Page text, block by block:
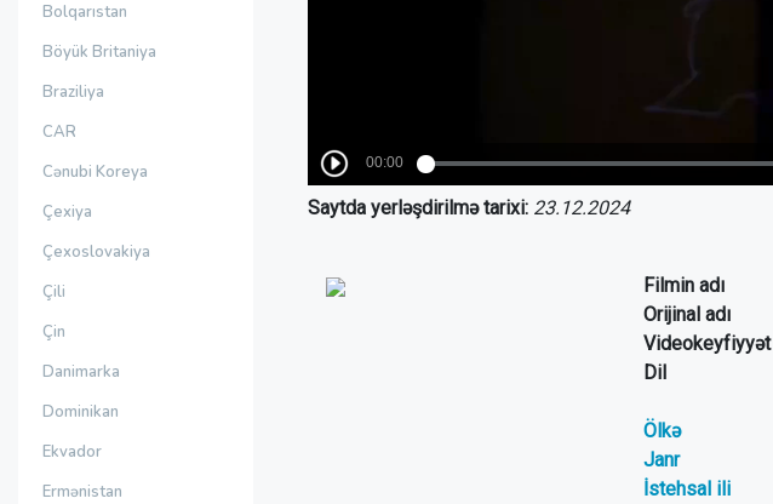
Bolqarıstan
Böyük Britaniya
Braziliya
CAR
Cənubi Koreya
Çexiya
Çexoslovakiya
Çili
Çin
Danimarka
Dominikan
Ekvador
Ermənistan
Saytda yerləşdirilmə tarixi: 23.12.2024
Filmin adı
Orijinal adı
Videokeyfiyyət
Dil
Ölkə
Janr
İstehsal ili